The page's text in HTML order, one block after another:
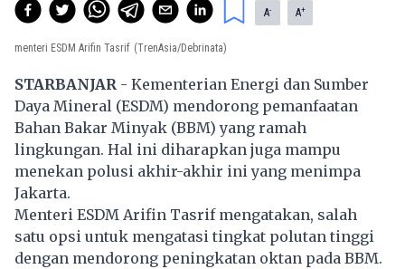
A- A+
menteri ESDM Arifin Tasrif (TrenAsia/Debrinata)
STARBANJAR - Kementerian Energi dan Sumber
Daya Mineral (ESDM) mendorong pemanfaatan
Bahan Bakar Minyak (BBM) yang ramah
lingkungan. Hal ini diharapkan juga mampu
menekan polusi akhir-akhir ini yang menimpa
Jakarta.
Menteri ESDM Arifin Tasrif mengatakan, salah
satu opsi untuk mengatasi tingkat polutan tinggi
dengan mendorong peningkatan oktan pada BBM.